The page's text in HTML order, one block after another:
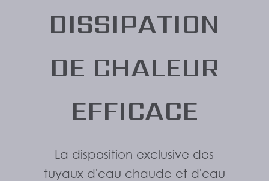
DISSIPATION
DE CHALEUR
EFFICACE
La disposition exclusive des
tuyaux d'eau chaude et d'eau